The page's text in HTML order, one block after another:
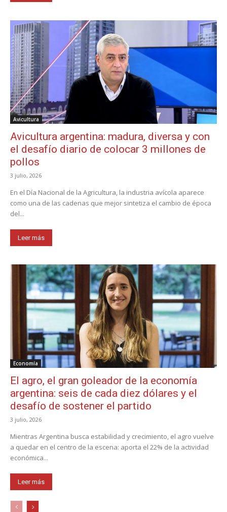
Avicultura
Avicultura argentina: madura, diversa y con
el desafío diario de colocar 3 millones de
pollos
3 julio, 2026
En el Día Nacional de la Agricultura, la industria avícola aparece
como una de las cadenas que mejor sintetiza el cambio de época
del...
Leer más
Economía
El agro, el gran goleador de la economía
argentina: seis de cada diez dólares y el
desafío de sostener el partido
3 julio, 2026
Mientras Argentina busca estabilidad y crecimiento, el agro vuelve
a quedar en el centro de la escena: aporta el 22% de la actividad
económica...
Leer más